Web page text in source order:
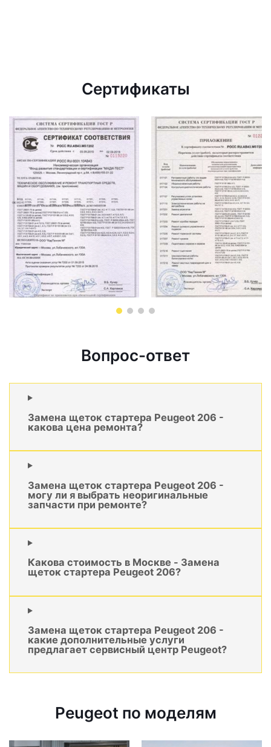
Сертификаты
Вопрос-ответ
Замена щеток стартера Peugeot 206 -
какова цена ремонта?
Замена щеток стартера Peugeot 206 -
могу ли я выбрать неоригинальные
запчасти при ремонте?
Какова стоимость в Москве - Замена
щеток стартера Peugeot 206?
Замена щеток стартера Peugeot 206 -
какие дополнительные услуги
предлагает сервисный центр Peugeot?
Peugeot по моделям